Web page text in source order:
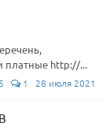
платные http://...
1 28 июля 2021